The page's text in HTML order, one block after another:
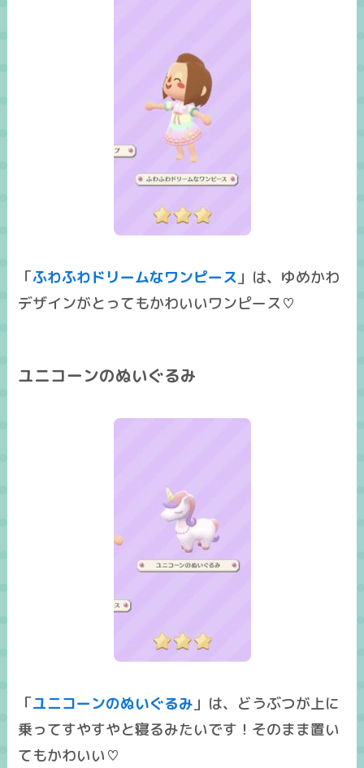
「ふわふわドリームなワンピース 」は、ゆめかわ
デザインがとってもかわいいワンピース♡
ユニコーンのぬいぐるみ
「ユニコーンのぬいぐるみ」は、どうぶつが上に
乗ってすやすやと寝るみたいです！そのまま置い
てもかわいい♡